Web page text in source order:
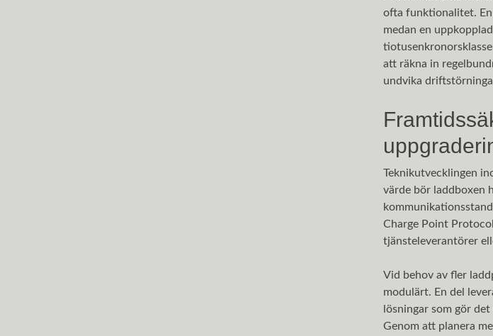
ofta funktionalitet.
medan en
att räkna in
undvika
Teknikutvecklingen
värde bör laddboxen
Charge Point
tjänsteleverantörer
Vid behov av fler
modulärt. En del
lösningar som gör
Genom att planera